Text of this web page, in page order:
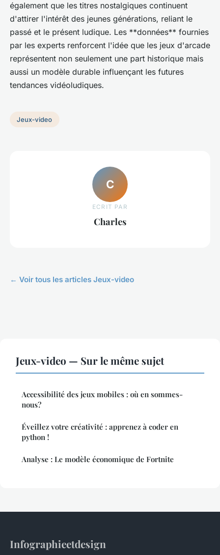
également que les titres nostalgiques continuent
d'attirer l'intérêt des jeunes générations, reliant le
passé et le présent ludique. Les **données** fournies
par les experts renforcent l'idée que les jeux d'arcade
représentent non seulement une part historique mais
aussi un modèle durable influençant les futures
tendances vidéoludiques.
Jeux-video
C
ECRIT PAR
Charles
← Voir tous les articles Jeux-video
Jeux-video — Sur le même sujet
Accessibilité des jeux mobiles : où en sommes-
nous?
Éveillez votre créativité : apprenez à coder en
python !
Analyse : Le modèle économique de Fortnite
Infographieetdesign